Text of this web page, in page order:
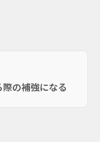
の補強になる